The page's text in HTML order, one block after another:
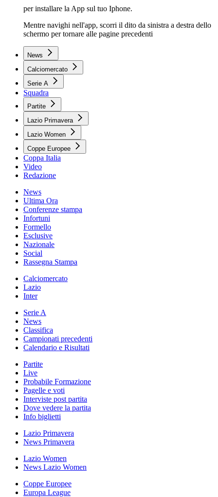
per installare la App sul tuo Iphone.
Mentre navighi nell'app, scorri il dito da sinistra a destra dello
schermo per tornare alle pagine precedenti
News
Calciomercato
Serie A
Squadra
Partite
Lazio Primavera
Lazio Women
Coppe Europee
Coppa Italia
Video
Redazione
News
Ultima Ora
Conferenze stampa
Infortuni
Formello
Esclusive
Nazionale
Social
Rassegna Stampa
Calciomercato
Lazio
Inter
Serie A
News
Classifica
Campionati precedenti
Calendario e Risultati
Partite
Live
Probabile Formazione
Pagelle e voti
Interviste post partita
Dove vedere la partita
Info biglietti
Lazio Primavera
News Primavera
Lazio Women
News Lazio Women
Coppe Europee
Europa League